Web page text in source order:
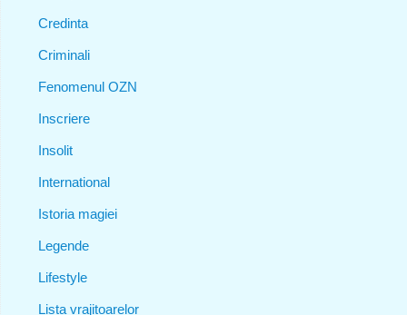
Credinta
Criminali
Fenomenul OZN
Inscriere
Insolit
International
Istoria magiei
Legende
Lifestyle
Lista vrajitoarelor